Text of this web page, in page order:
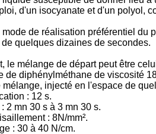
d'un isocyanate et d'un polyol,
mode de réalisation préférentiel du
quelques dizaines de secondes.
le mélange de départ peut être
de diphénylméthane de viscosité
injecté en l'espace de
: 12 s.
2 mn 30 s à 3 mn 30 s.
: 8N/mm².
: 30 à 40 N/cm.